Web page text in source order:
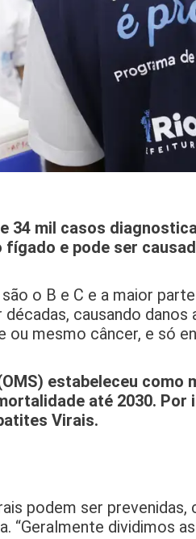
34 mil casos
e pode ser
o B e C e a maior
causando
mesmo câncer, e só
estabeleceu
até 2030.
Virais.
podem ser
“Geralmente dividimos